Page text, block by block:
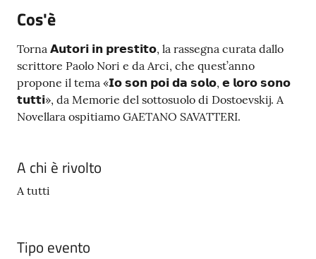
i
n
e
A
P
P
T
A
N
Cos'è
Torna 𝗔𝘂𝘁𝗼𝗿𝗶 𝗶𝗻 𝗽𝗿𝗲𝘀𝘁𝗶𝘁𝗼, la rassegna curata dallo
scrittore Paolo Nori e da Arci, che quest’anno
propone il tema «𝗜𝗼 𝘀𝗼𝗻 𝗽𝗼𝗶 𝗱𝗮 𝘀𝗼𝗹𝗼, 𝗲 𝗹𝗼𝗿𝗼 𝘀𝗼𝗻𝗼
𝘁𝘂𝘁𝘁𝗶», da Memorie del sottosuolo di Dostoevskij. A
Novellara ospitiamo GAETANO SAVATTERI.
A chi è rivolto
A tutti
Tipo evento